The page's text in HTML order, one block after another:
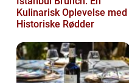
Kulinarisk Oplevelse med
Historiske Rødder